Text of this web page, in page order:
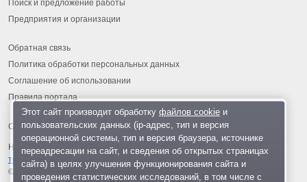
Поиск и предложение работы
Предприятия и организации
Обратная связь
Политика обработки персональных данных
Соглашение об использовании
Правила портала
На информационном ресурсе применяются
технологии
© 2013-2026 «ОИНФО»,
сделано в Одинцово
Этот сайт производит обработку файлов cookieи
пользовательских данных (ip-адрес, тип и версия
операционной системы, тип и версия браузера, источнике
переадресации на сайт, и сведения об открытых страницах
сайта) в целях улучшения функционирования сайта и
проведения статистических исследований, в том числе с